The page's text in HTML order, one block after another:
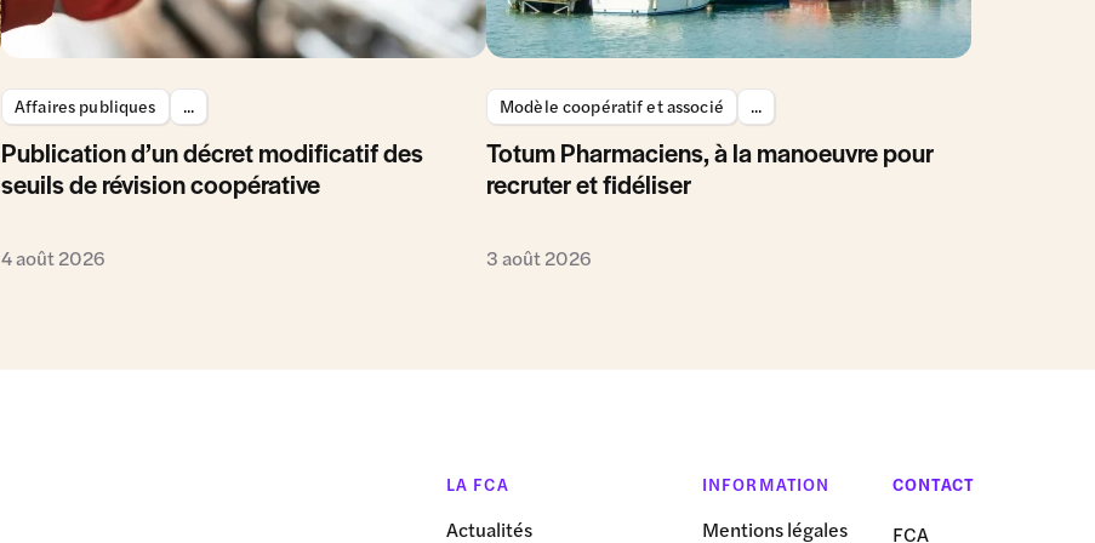
Affaires publiques ...
Publication d’un décret modificatif des
seuils de révision coopérative
4 août 2026
Modèle coopératif et associé ...
Totum Pharmaciens, à la manoeuvre pour
recruter et fidéliser
3 août 2026
LA FCA
Actualités
INFORMATION
Mentions légales
CONTACT
FCA